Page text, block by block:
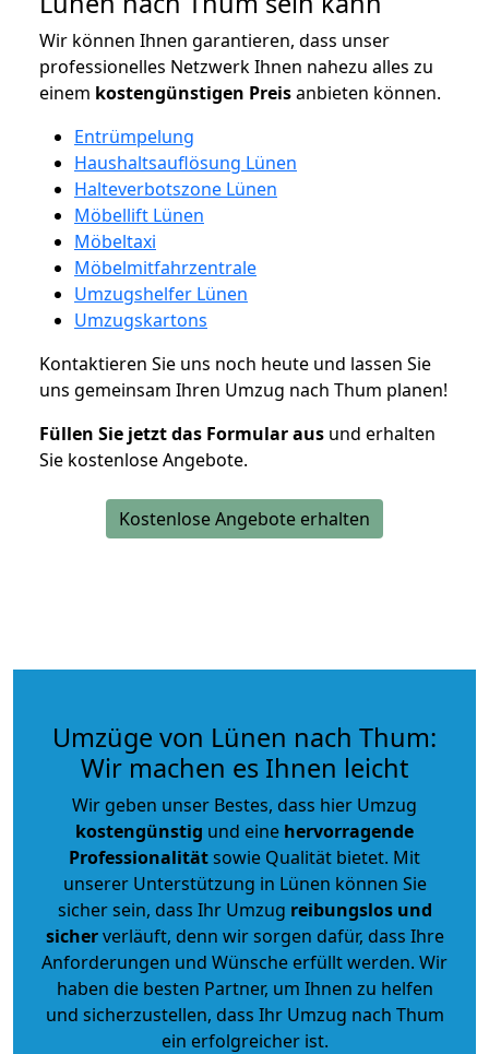
Wir können Ihnen garantieren, dass unser
professionelles Netzwerk Ihnen nahezu alles zu
einem kostengünstigen Preisanbieten können.
Entrümpelung
Haushaltsauflösung Lünen
Halteverbotszone Lünen
Möbellift Lünen
Möbeltaxi
Möbelmitfahrzentrale
Umzugshelfer Lünen
Umzugskartons
Kontaktieren Sie uns noch heute und lassen Sie
uns gemeinsam Ihren Umzug nach Thum planen!
Füllen Sie jetzt das Formular aus und erhalten
Sie kostenlose Angebote.
Kostenlose Angebote erhalten
Umzüge von Lünen nach Thum:
Wir machen es Ihnen leicht
Wir geben unser Bestes, dass hier Umzug
kostengünstig und eine hervorragende
Professionalitätsowie Qualität bietet. Mit
unserer Unterstützung in Lünen können Sie
sicher sein, dass Ihr Umzug reibungslos und
sicherverläuft, denn wir sorgen dafür, dass Ihre
Anforderungen und Wünsche erfüllt werden. Wir
haben die besten Partner, um Ihnen zu helfen
und sicherzustellen, dass Ihr Umzug nach Thum
ein erfolgreicher ist.